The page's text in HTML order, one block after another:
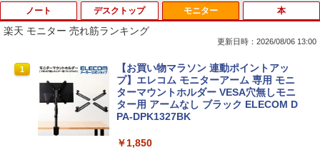
Anker Soundcore P40i オフホワイト
￥5,990
Anker Soundcore P31i ブラック
￥4,990
BRUCE WAYNE feat. Flo Milli, ATL Jacob
[Explicit]
BRUCE WAYNE feat. Flo Milli, ATL Jacob
[Explicit]
￥250
by Amazon 天然水 ラベルレス 500ml ×24本
富士山の天然水 バナジウム含有 水 ミネラル
ウォーター ペットボトル 静岡県産 500ミリリ
￥1,380
【Amazon.co.jp限定】 い・ろ・は・す 2L P
ET ラベルレス ×8本
薬屋のひとりごと 17巻 (デジタル版ビッグガ
ンガンコミックス)
異世界居酒屋「のぶ」(22) (角川コミックス・
エース)
￥832
ノート
1
【中古・Aランク】富士通 ARROWS Tab
Q7310 Aランク 第10世代 Core i5-10210
U メモリ4GB SSD128GB 13.3型 フルHD
タッチパネル Windows11 Office 2019
純正キーボード・ペン付 整備済み品 送料
デスクトップ
1
Windows10 Pro 64BIT HP EliteDesk 70
5 G2 SFF AMD PRO A4-8350B R5 4GB
SSD 256GB DVD 中古パソコン デスクト
ップ
モニター
楽天 モニター 売れ筋ランキング
更新日時：2026/08/06 13:00
1
【お買い物マラソン 連動ポイントアッ
プ】エレコム モニターアーム 専用 モニ
ターマウントホルダー VESA穴無しモニ
ター用 アームなし ブラック ELECOM D
PA-DPK1327BK
￥1,850
本